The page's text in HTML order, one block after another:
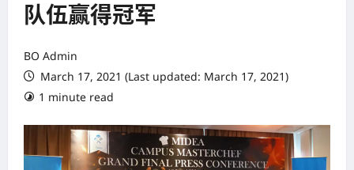
队伍赢得冠军
BO Admin
March 17, 2021 (Last updated: March 17, 2021)
1 minute read